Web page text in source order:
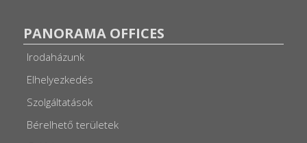
PANORAMA OFFICES
Irodaházunk
Elhelyezkedés
Szolgáltatások
Bérelhető területek